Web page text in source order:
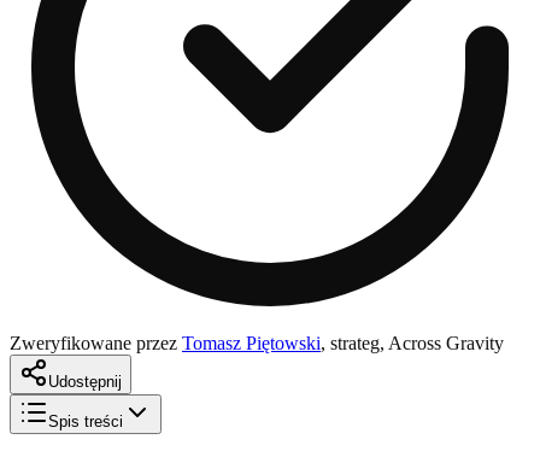
Zweryfikowane przez Tomasz Piętowski, strateg, Across Gravity
Udostępnij
Spis treści